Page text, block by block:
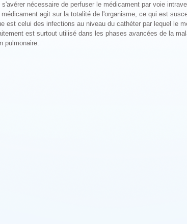
s'avérer nécessaire de perfuser le médicament par voie
agit sur la totalité de l'organisme, ce qui est
est celui des infections au niveau du cathéter par lequel le
est surtout utilisé dans les phases avancées de la
pulmonaire.